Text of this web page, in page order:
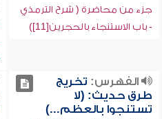
جزء من محاضرة ( شرح الترمذي
- باب الاستنجاء بالحجرين[11])
الفهرس: تخريج
طرق حديث: (لا
تستنجوا بالعظم...)